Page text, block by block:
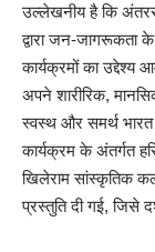
उल्लेखनीय है कि
द्वारा जन-जागरूकता
कार्यक्रमों का उद्देश्य
अपने शारीरिक,
स्वस्थ और समर्थ भारत
कार्यक्रम के अंतर्गत
खिलेराम सांस्कृतिक कला
प्रस्तुति दी गई, जिसे